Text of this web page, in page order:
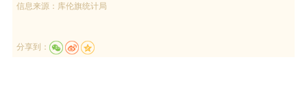
信息来源： 库伦旗统计局
分享到：